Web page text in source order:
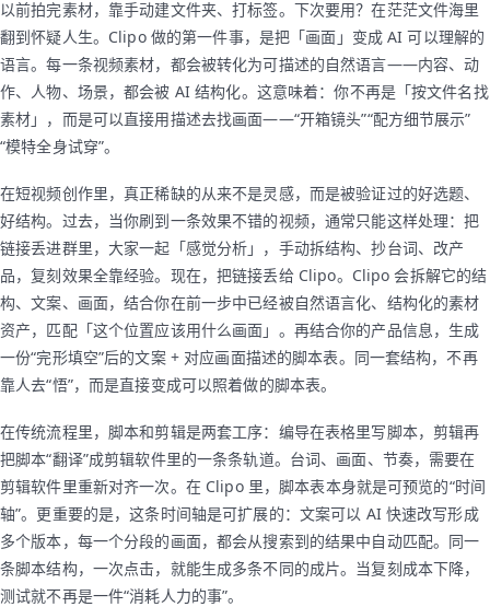
以前拍完素材，靠手动建文件夹、打标签。下次要用？在茫茫文件海里
翻到怀疑人生。Clipo 做的第一件事，是把「画面」变成 AI 可以理解的
语言。每一条视频素材，都会被转化为可描述的自然语言——内容、动
作、人物、场景，都会被 AI 结构化。这意味着：你不再是「按文件名找
素材」，而是可以直接用描述去找画面——“开箱镜头”“配方细节展示”
“模特全身试穿”。
在短视频创作里，真正稀缺的从来不是灵感，而是被验证过的好选题、
好结构。过去，当你刷到一条效果不错的视频，通常只能这样处理：把
链接丢进群里，大家一起「感觉分析」，手动拆结构、抄台词、改产
品，复刻效果全靠经验。现在，把链接丢给 Clipo。Clipo 会拆解它的结
构、文案、画面，结合你在前一步中已经被自然语言化、结构化的素材
资产，匹配「这个位置应该用什么画面」。再结合你的产品信息，生成
一份“完形填空”后的文案 + 对应画面描述的脚本表。同一套结构，不再
靠人去“悟”，而是直接变成可以照着做的脚本表。
在传统流程里，脚本和剪辑是两套工序：编导在表格里写脚本，剪辑再
把脚本“翻译”成剪辑软件里的一条条轨道。台词、画面、节奏，需要在
剪辑软件里重新对齐一次。在 Clipo 里，脚本表本身就是可预览的“时间
轴”。更重要的是，这条时间轴是可扩展的：文案可以 AI 快速改写形成
多个版本，每一个分段的画面，都会从搜索到的结果中自动匹配。同一
条脚本结构，一次点击，就能生成多条不同的成片。当复刻成本下降，
测试就不再是一件“消耗人力的事”。